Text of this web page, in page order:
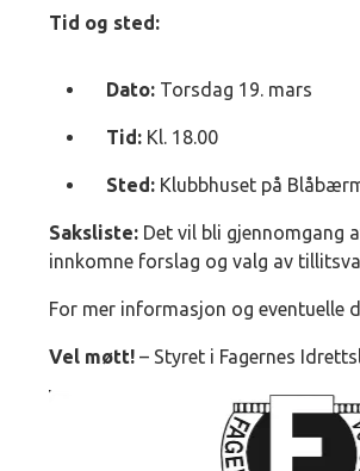
Tid og sted:
Dato: Torsdag 19. mars
Tid: Kl. 18.00
Sted: Klubbhuset på
Saksliste: Det vil bli gjennomgang
innkomne forslag og valg av
For mer informasjon og eventuelle
Vel møtt! – Styret i Fagernes